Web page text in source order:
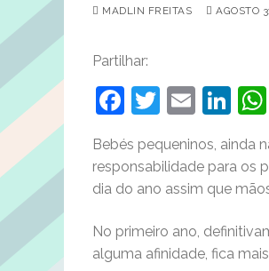
MADLIN FREITAS AGOSTO
Partilhar:
Facebook
Twitter
Email
Bebés pequeninos, ainda
responsabilidade para os
dia do ano assim que
No primeiro ano,
alguma afinidade, fica